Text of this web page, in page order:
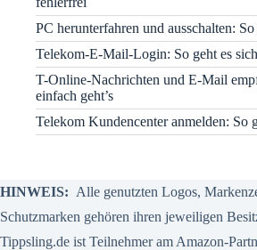
PC herunterfahren und ausschalten:
Telekom-E-Mail-Login: So geht es
T-Online-Nachrichten und E-Mail
einfach geht’s
Telekom Kundencenter anmelden: So
HINWEIS: Alle genutzten Logos,
Schutzmarken gehören ihren jeweiligen
Tippsling.de ist Teilnehmer am Amazon-